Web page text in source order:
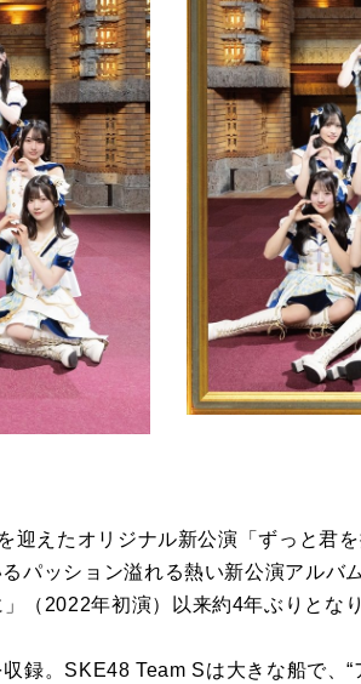
えたオリジナル新公演「ずっと君を
パッション溢れる熱い新公演アルバ
（2022年初演）以来約4年ぶりとな
録。SKE48 Team Sは大きな船で、“